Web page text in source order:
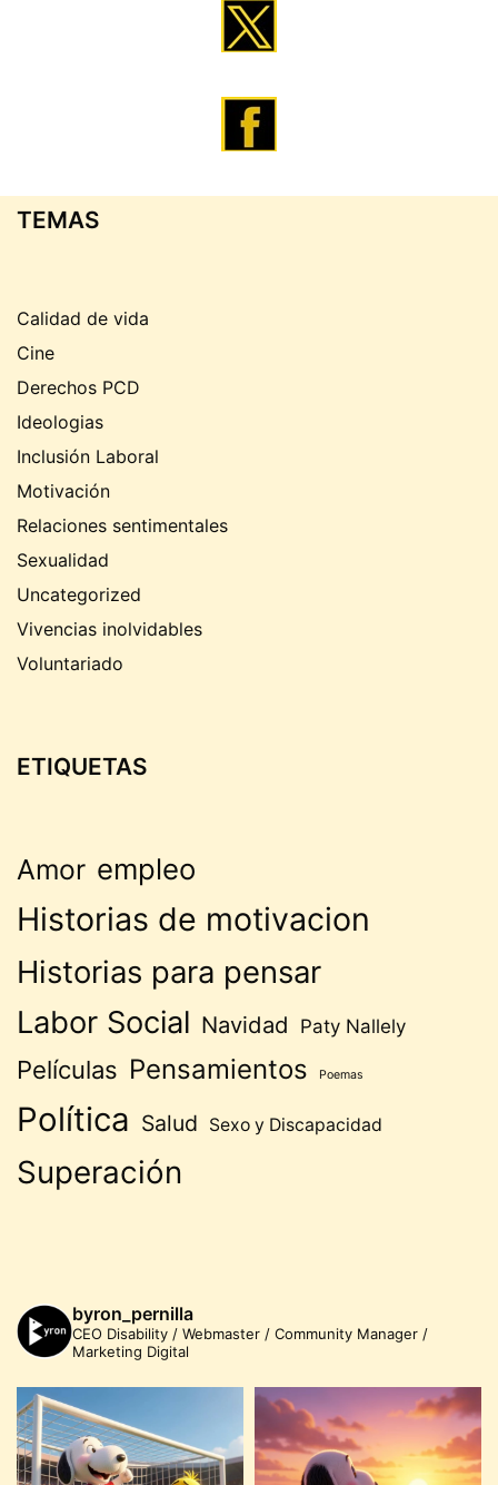
TEMAS
Calidad de vida
Cine
Derechos PCD
Ideologias
Inclusión Laboral
Motivación
Relaciones sentimentales
Sexualidad
Uncategorized
Vivencias inolvidables
Voluntariado
ETIQUETAS
Amor empleo
Historias de motivacion
Historias para pensar
Labor Social Navidad Paty Nallely
Películas Pensamientos Poemas
Política Salud Sexo y Discapacidad
Superación
byron_pernilla
CEO Disability / Webmaster / Community Manager /
Marketing Digital